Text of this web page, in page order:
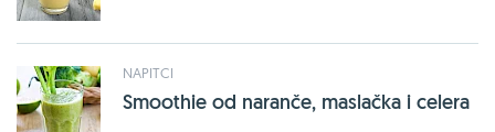
NAPITCI
Smoothie od naranče, maslačka i celera